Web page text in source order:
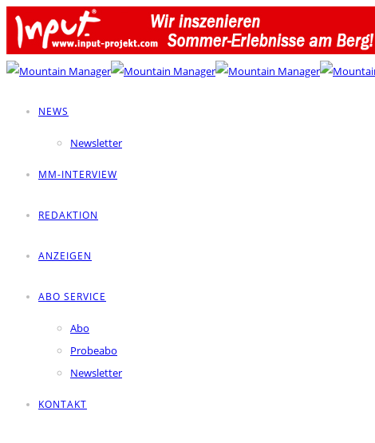
NEWS
Newsletter
MM-INTERVIEW
REDAKTION
ANZEIGEN
ABO SERVICE
Abo
Probeabo
Newsletter
KONTAKT